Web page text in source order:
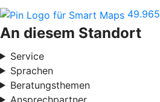
An diesem Standort
Service
Sprachen
Beratungsthemen
Ansprechpartner